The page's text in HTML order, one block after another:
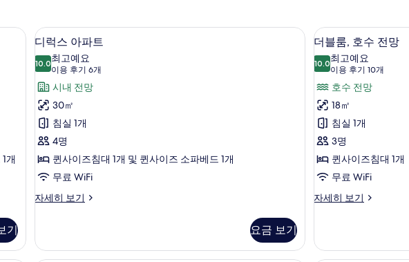
개
기
디
럭
스
아
파
트
사
진
모
두
디럭스 아파트 | 거실 공간 | 케이블 채널 시청이 가능한 42인치
15
디럭스 아파트
10.010.0점 만점 중 10점
최고예요
이용 후기 6개
(이
용
후
기
6
개)
시내 전망
30㎡
침실 1개
4명
퀸사이즈침대 1개 및 퀸사이즈 소파베드 1개
무료 WiFi
자세히 보기
디
파
트
요금 보기
더
블
룸,
호
수
전
망
사
진
모
기
16
더블룸, 호수 전망
10.010.0점 만점 중 10점
최고예요
이용 후기 10개
(이
용
후
기
10
개)
호수 전망
18㎡
침실 1개
3명
퀸사이즈침대 1개
무료 WiFi
자세히 보기
더
수
전